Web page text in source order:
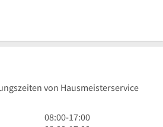
von Hausmeisterservice
8
08:00-17:00